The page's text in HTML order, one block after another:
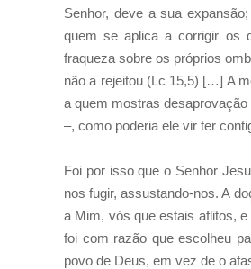
Senhor, deve a sua
quem se aplica a corrigir os
fraqueza sobre os próprios
não a rejeitou (Lc 15,5) […] A
a quem mostras
–, como poderia ele vir ter
Foi por isso que o Senhor
nos fugir, assustando-nos. A
a Mim, vós que estais aflitos,
foi com razão que escolheu
povo de Deus, em vez de o